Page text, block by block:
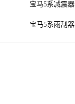
宝马5系减震器
宝马5系雨刮器